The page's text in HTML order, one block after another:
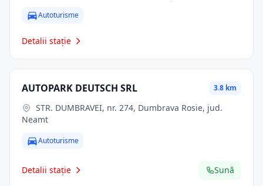
Autoturisme
Detalii stație
AUTOPARK DEUTSCH SRL 3.8 km
Neamt
Autoturisme
Detalii stație Sună